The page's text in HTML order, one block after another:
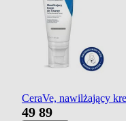
CeraVe, nawilżający
49 89